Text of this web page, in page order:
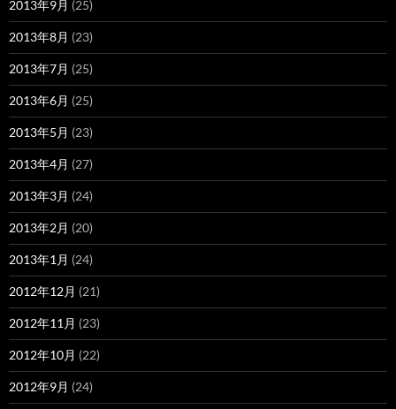
2013年9月 (25)
2013年8月 (23)
2013年7月 (25)
2013年6月 (25)
2013年5月 (23)
2013年4月 (27)
2013年3月 (24)
2013年2月 (20)
2013年1月 (24)
2012年12月 (21)
2012年11月 (23)
2012年10月 (22)
2012年9月 (24)